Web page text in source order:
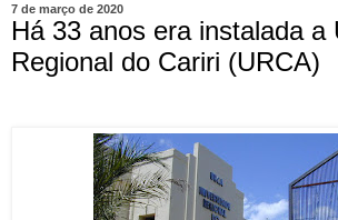
7 de março de 2020
Há 33 anos era instalada a
Regional do Cariri (URCA)